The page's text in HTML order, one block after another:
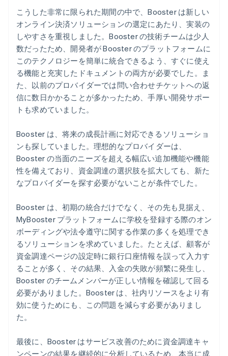
こうした非常に限られた期間の中で、Booster は新しい
オンライン決済ソリューションの選定にあたり、実装の
しやすさを重視しました。Booster の技術チームは少人
数だったため、開発者が Booster のプラットフォームに
このテクノロジーを簡単に統合できるよう、すぐに使え
る機能と充実したドキュメントの両方が必要でした。ま
た、以前のプロバイダーでは問い合わせチケットへの返
信に数日かかることが多かったため、手厚い開発サポー
トも求めていました。
Booster は、将来の成長計画に対応できるソリューショ
ンも探していました。理想的なプロバイダーは、
Booster の当面のニーズを超える幅広い追加機能や機能
性を備えており、資金調達の選択肢を拡大しても、新た
なプロバイダーを探す必要がないことが条件でした。
Booster は、初期の統合だけでなく、その先も見据え、
MyBooster プラットフォームに学校を登録する際のオン
ボーディングや法令遵守に関する作業の多くを処理でき
るソリューションを求めていました。たとえば、顧客が
資金調達ページの設定時に銀行口座情報を誤って入力す
ることが多く、その結果、入金の失敗が頻繁に発生し、
Booster のチームメンバーが正しい情報を確認して回る
必要がありました。Booster は、社内リソースをより有
効に使うためにも、この問題を減らす必要がありまし
た。
最後に、Booster はサービス改善のために資金調達キャ
ンペーンの結果を継続的に分析しているため、本当に成